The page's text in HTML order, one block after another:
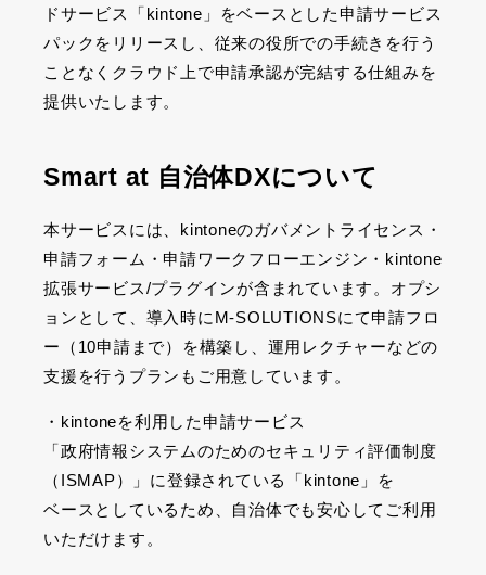
ドサービス「kintone」をベースとした申請サービス
パックをリリースし、従来の役所での手続きを行う
ことなくクラウド上で申請承認が完結する仕組みを
提供いたします。
Smart at 自治体DXについて
本サービスには、kintoneのガバメントライセンス・
申請フォーム・申請ワークフローエンジン・kintone
拡張サービス/プラグインが含まれています。オプシ
ョンとして、導入時にM-SOLUTIONSにて申請フロ
ー（10申請まで）を構築し、運用レクチャーなどの
支援を行うプランもご用意しています。
・kintoneを利用した申請サービス
「政府情報システムのためのセキュリティ評価制度
（ISMAP）」に登録されている「kintone」を
ベースとしているため、自治体でも安心してご利用
いただけます。